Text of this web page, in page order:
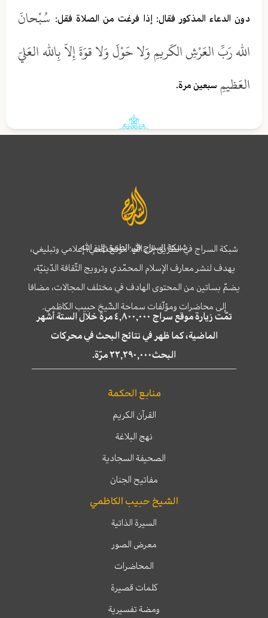
دون الدعاء المذكور فقال: إذا فرغت من الصلاة فقل: سُبْحانَ
الله رَبِّ العَرْشِ الكَريمِ وَلا حَوْلَ وَلا قوَةَ إِلاّ بِالله العَليّ
العَظيمِ سبعين مرة.
شبكة السراج في الطريق إلى الله
شبكة السراج في الطريق إلى الله؛ موقع ثقافي، إعلامي وتبليغي،
يهدف لنشر معارف الإسلام المحمّدي وترويج الثّقافة الدّينيّة،
يضمّ بساتين من المحتوى الهادف في مختلف المجالات، مضافا
إلى محاضرات ومؤلّفات سماحة الشّيخ حبيب الكاظمي.
تمّت زيارة موقع سراج ٤,٨٠٠,٠٠٠ مرة خلال الستة أشهر
الماضية، كما ظهر في نتائج البحث في محركات
البحث٢٢,٢٩٠,٠٠٠ مرّة.
منابع الحكمة
القرآن الكريم
نهج البلاغة
الصحيفة السجادية
مفاتيح الجنان
الشيخ حبيب الكاظمي
السيرة الذاتية
معرض الصور
المحاضرات
كلمات قصيرة
ومضة تفسيرية